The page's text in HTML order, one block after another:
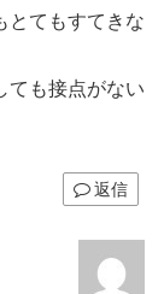
とてもすてきな
も接点がない
返信